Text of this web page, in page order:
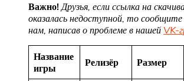
Важно!Друзья, если ссылка на
оказалась недоступной, то
нам, написав о проблеме в нашей VK-
Название
игры
Релизёр Размер